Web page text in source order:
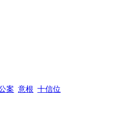
案 意根 十信位